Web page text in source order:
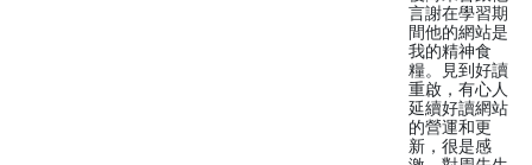
言謝在學習期
間他的網站是
我的精神食
糧。見到好讀
重啟，有心人
延續好讀網站
的營運和更
新，很是感